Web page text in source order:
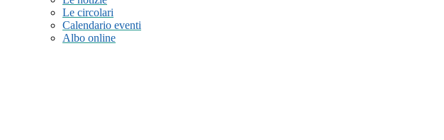
Le circolari
Calendario eventi
Albo online